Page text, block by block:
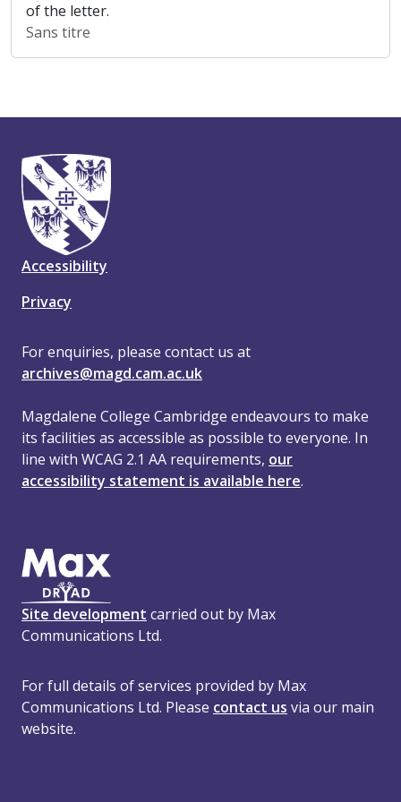
of the letter.
Sans titre
Accessibility
Privacy
For enquiries, please contact us at
archives@magd.cam.ac.uk
Magdalene College Cambridge endeavours to make
its facilities as accessible as possible to everyone. In
line with WCAG 2.1 AA requirements, our
accessibility statement is available here.
Site development carried out by Max
Communications Ltd.
For full details of services provided by Max
Communications Ltd. Please contact us via our main
website.